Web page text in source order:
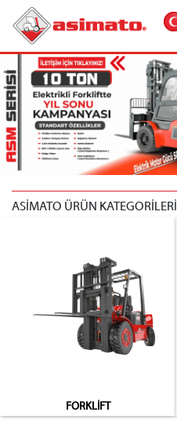
ASİMATO ÜRÜN KATEGORİLERİ
FORKLİFT